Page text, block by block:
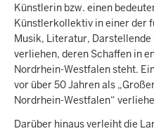
Künstlerin bzw. einen
Künstlerkollektiv in einer der
Musik, Literatur, Darstellende
verliehen, deren Schaffen in
Nordrhein-Westfalen steht.
vor über 50 Jahren als
Nordrhein-Westfalen“
Darüber hinaus verleiht die